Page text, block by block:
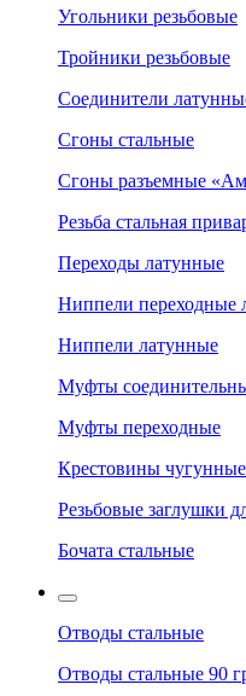
Угольники резьбовые
Тройники резьбовые
Соединители
Сгоны стальные
Сгоны разъемные
Резьба стальная
Переходы латунные
Ниппели переходные
Ниппели латунные
Муфты
Муфты переходные
Крестовины
Резьбовые заглушки
Бочата стальные
Отводы стальные
Отводы стальные 90